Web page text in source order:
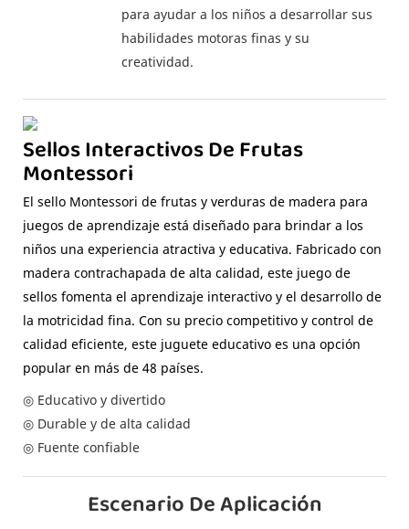
para ayudar a los niños a desarrollar sus
habilidades motoras finas y su
creatividad.
Sellos Interactivos De Frutas
Montessori
El sello Montessori de frutas y verduras de madera para
juegos de aprendizaje está diseñado para brindar a los
niños una experiencia atractiva y educativa. Fabricado con
madera contrachapada de alta calidad, este juego de
sellos fomenta el aprendizaje interactivo y el desarrollo de
la motricidad fina. Con su precio competitivo y control de
calidad eficiente, este juguete educativo es una opción
popular en más de 48 países.
◎ Educativo y divertido
◎ Durable y de alta calidad
◎ Fuente confiable
Escenario De Aplicación